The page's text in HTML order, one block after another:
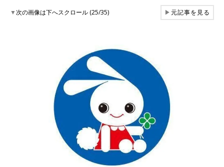
▼次の画像は下へスクロール (25/35) ▶元記事を見る